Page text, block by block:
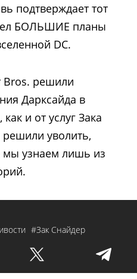
подтверждает тот
БОЛЬШИЕ планы
DC.
Bros. решили
Дарксайда в
и от услуг Зака
уволить,
мы узнаем лишь из
#Зак Снайдер